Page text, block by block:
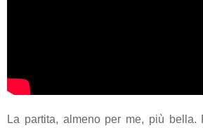
La partita, almeno per me, più bella.